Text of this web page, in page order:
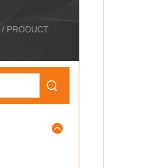
/ PRODUCT